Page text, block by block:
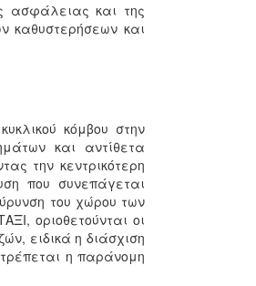
ασφάλειας και της
καθυστερήσεων και
κόμβου στην
και αντίθετα
την κεντρικότερη
που συνεπάγεται
του χώρου των
οριοθετούνται οι
ειδικά η διάσχιση
η παράνομη